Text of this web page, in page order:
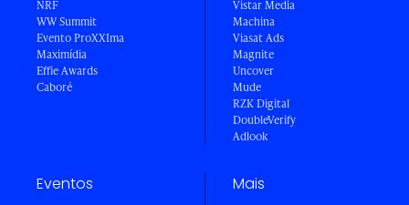
NRF
WW Summit
Evento ProXXIma
Maximídia
Effie Awards
Caboré
Vistar Media
Machina
Viasat Ads
Magnite
Uncover
Mude
RZK Digital
DoubleVerify
Adlook
Eventos Mais